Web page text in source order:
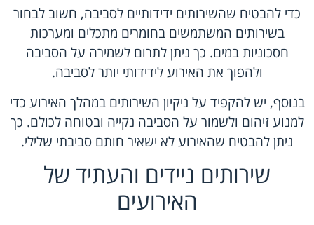
כדי להבטיח שהשירותים ידידותיים לסביבה, חשוב לבחור
בשירותים המשתמשים בחומרים מתכלים ומערכות
חסכוניות במים. כך ניתן לתרום לשמירה על הסביבה
ולהפוך את האירוע לידידותי יותר לסביבה.
בנוסף, יש להקפיד על ניקיון השירותים במהלך האירוע כדי
למנוע זיהום ולשמור על הסביבה נקייה ובטוחה לכולם. כך
ניתן להבטיח שהאירוע לא ישאיר חותם סביבתי שלילי.
שירותים ניידים והעתיד של
האירועים